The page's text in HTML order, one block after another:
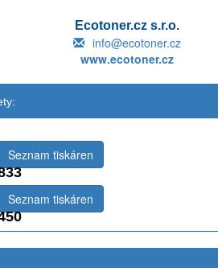
Ecotoner.cz s.r.o.
info@ecotoner.cz
www.ecotoner.cz
Seznam tiskáren
Seznam tiskáren